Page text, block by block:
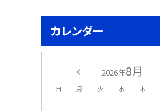
カレンダー
2026年8月
日 月 火 水 木